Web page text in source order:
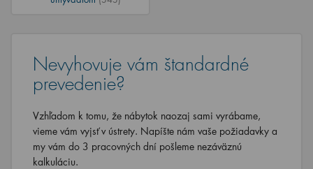
Nevyhovuje vám štandardné
prevedenie?
Vzhľadom k tomu, že nábytok naozaj sami vyrábame,
vieme vám vyjsť v ústrety. Napíšte nám vaše požiadavky a
my vám do 3 pracovných dní pošleme nezáväznú
kalkuláciu.